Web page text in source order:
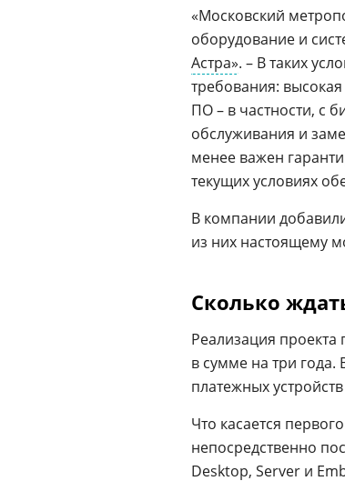
«Московский
оборудование и
Астра». – В таких
требования:
ПО – в частности, с
обслуживания и
менее важен
текущих условиях
В компании
из них настоящему
Сколько
Реализация проекта
в сумме на три года.
платежных
Что касается
непосредственно
Desktop, Server и